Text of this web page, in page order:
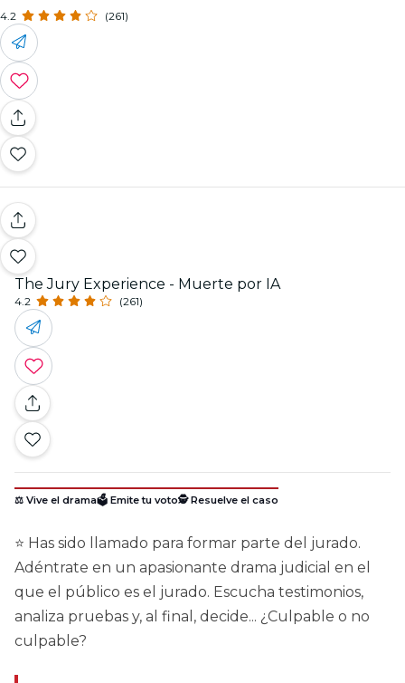
4.2 (261)
The Jury Experience - Muerte por IA
4.2 (261)
⚖️ Vive el drama🗳️ Emite tu voto🕵️ Resuelve el caso
⭐ Has sido llamado para formar parte del jurado.
Adéntrate en un apasionante drama judicial en el
que el público es el jurado. Escucha testimonios,
analiza pruebas y, al final, decide... ¿Culpable o no
culpable?